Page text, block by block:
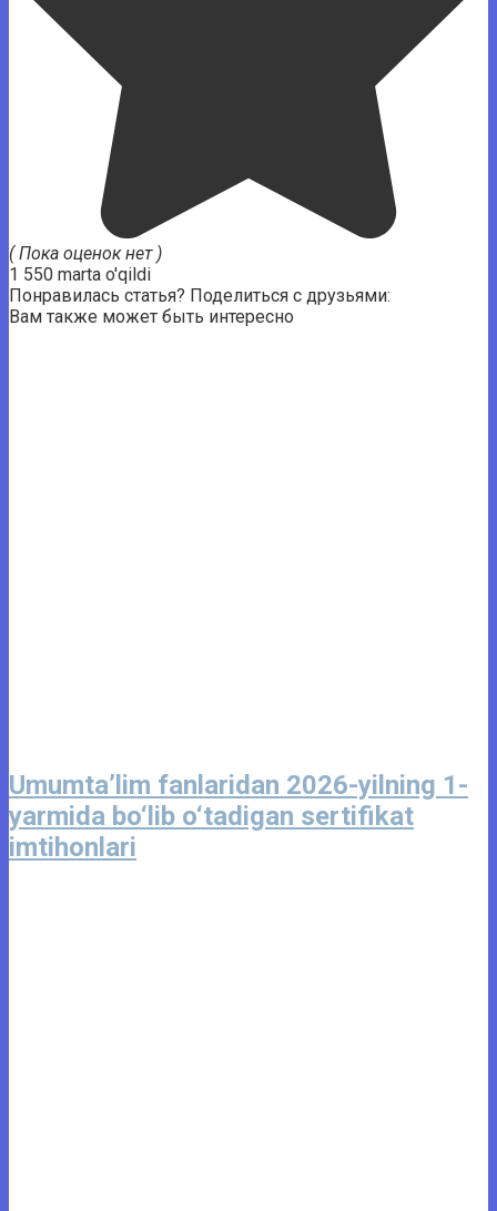
( Пока оценок нет )
1 550 marta o'qildi
Понравилась статья? Поделиться с друзьями:
Вам также может быть интересно
Umumta’lim fanlaridan 2026-yilning 1-
yarmida bo‘lib o‘tadigan sertifikat
imtihonlari